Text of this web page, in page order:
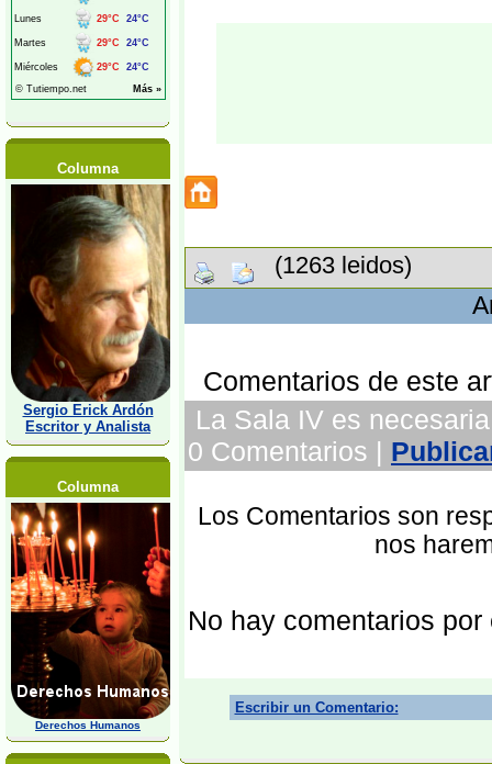
Columna
Sergio Erick Ardón
Escritor y Analista
Columna
Derechos Humanos
(1263 leidos)
Comentarios de este
La Sala IV es
0 Comentarios |
Los Comentarios son
nos
No hay comentarios por
Escribir un Comentario: